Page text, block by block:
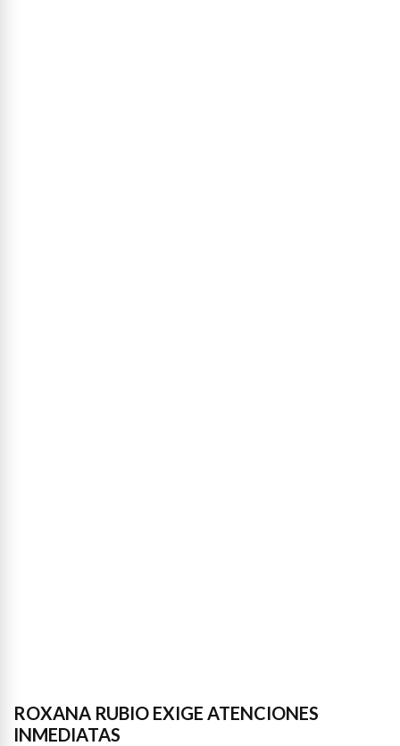
ROXANA RUBIO EXIGE ATENCIONES
INMEDIATAS